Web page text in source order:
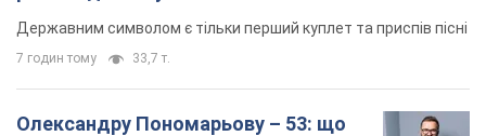
Державним символом є тільки перший куплет та приспів пісні
7 годин тому 33,7 т.
Олександру Пономарьову – 53: що